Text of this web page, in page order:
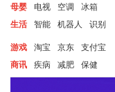
母婴 电视 空调
冰箱
生活
智能 机器人 识别
游戏 淘宝 京东
支付宝
商讯
疾病 减肥 保健